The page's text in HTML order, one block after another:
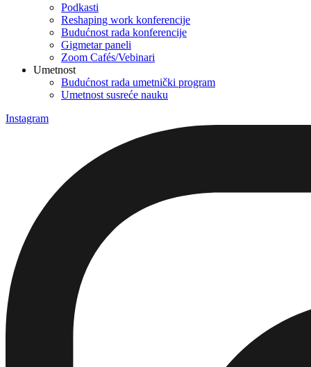
Podkasti
Reshaping work konferencije
Budućnost rada konferencije
Gigmetar paneli
Zoom Cafés/Vebinari
Umetnost
Budućnost rada umetnički program
Umetnost susreće nauku
Instagram